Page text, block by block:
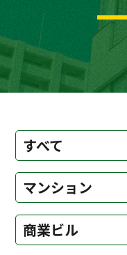
すべて
マンション
商業ビル